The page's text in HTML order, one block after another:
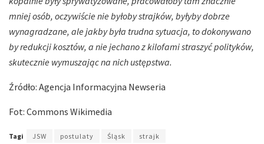
mniej osób, oczywiście nie byłoby strajków, byłyby dobrze
wynagradzane, ale jakby była trudna sytuacja, to dokonywano
by redukcji kosztów, a nie jechano z kilofami straszyć polityków,
skutecznie wymuszając na nich ustępstwa.
Źródło: Agencja Informacyjna Newseria
Fot: Commons Wikimedia
Tagi JSW postulaty Śląsk strajk